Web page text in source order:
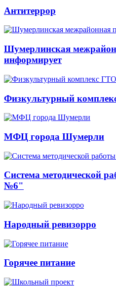
Антитеррор
Шумерлинская
информирует
Физкультурный
МФЦ города Шумерли
Система
№6"
Народный ревизорро
Горячее питание